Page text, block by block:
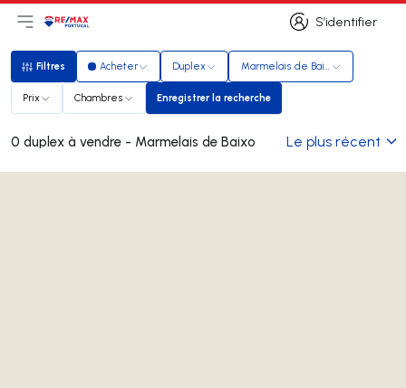
S’identifier
S’identifier
Ouvrir le menu principal
LogoAller à la page d’accueil
Filtres
Filtres Acheter Duplex Marmelais de Baixo
Prix Chambres Enregistrer la recherche
Enregistrer la recherche
0 duplex à vendre - Marmelais de Baixo Le plus récent